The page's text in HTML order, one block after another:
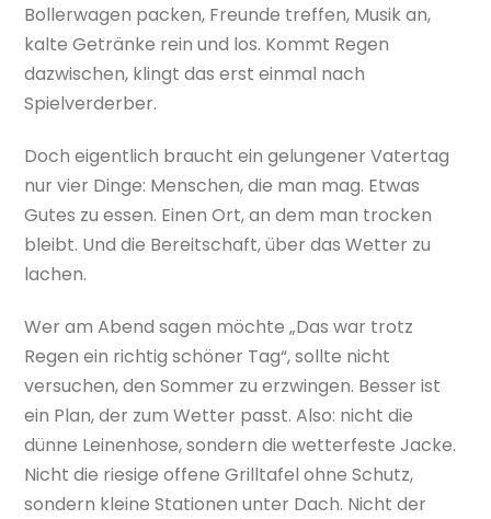
Bollerwagen packen, Freunde treffen, Musik an,
kalte Getränke rein und los. Kommt Regen
dazwischen, klingt das erst einmal nach
Spielverderber.
Doch eigentlich braucht ein gelungener Vatertag
nur vier Dinge: Menschen, die man mag. Etwas
Gutes zu essen. Einen Ort, an dem man trocken
bleibt. Und die Bereitschaft, über das Wetter zu
lachen.
Wer am Abend sagen möchte „Das war trotz
Regen ein richtig schöner Tag“, sollte nicht
versuchen, den Sommer zu erzwingen. Besser ist
ein Plan, der zum Wetter passt. Also: nicht die
dünne Leinenhose, sondern die wetterfeste Jacke.
Nicht die riesige offene Grilltafel ohne Schutz,
sondern kleine Stationen unter Dach. Nicht der